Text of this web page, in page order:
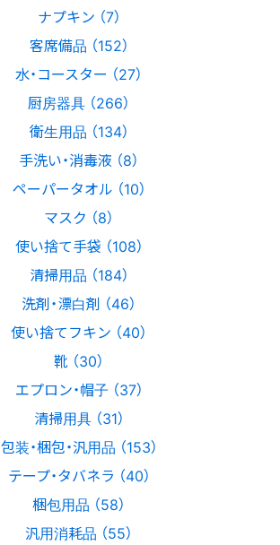
ナプキン （7）
客席備品 （152）
水・コースター （27）
厨房器具 （266）
衛生用品 （134）
手洗い・消毒液 （8）
ペーパータオル （10）
マスク （8）
使い捨て手袋 （108）
清掃用品 （184）
洗剤・漂白剤 （46）
使い捨てフキン （40）
靴 （30）
エプロン・帽子 （37）
清掃用具 （31）
包装・梱包・汎用品 （153）
テープ・タバネラ （40）
梱包用品 （58）
汎用消耗品 （55）